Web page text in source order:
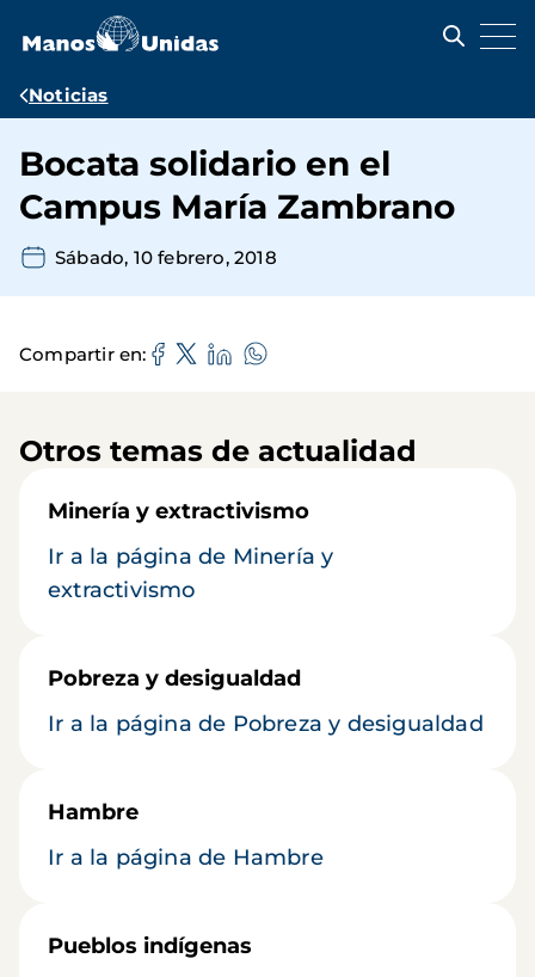
contenido
Ruta
navegación
Noticias
Bocata solidario en el
Campus María Zambrano
Sábado, 10 febrero, 2018
Compartir en
Otros temas de actualidad
Minería y extractivismo
Ir a la página de Minería y
extractivismo
Pobreza y desigualdad
Ir a la página de Pobreza y desigualdad
Hambre
Ir a la página de Hambre
Pueblos indígenas